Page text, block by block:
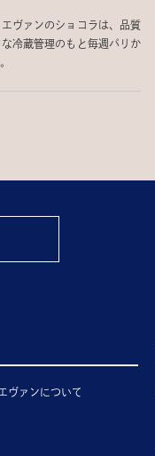
ヴァンのショコラは、品質
冷蔵管理のもと毎週パリか
ヴァンについて